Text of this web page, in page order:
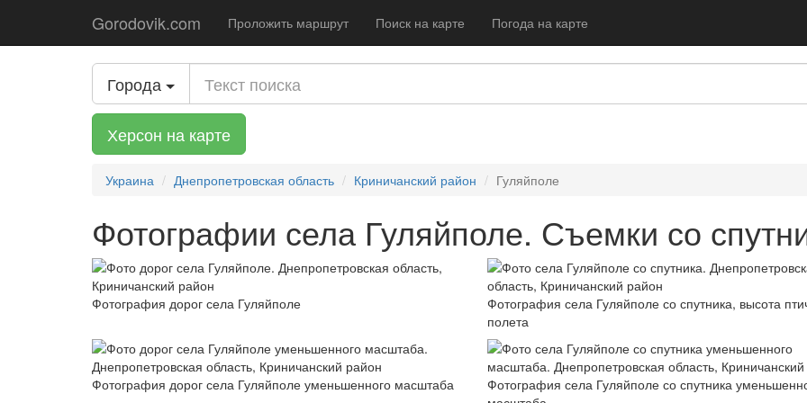
Gorodovik.com Проложить маршрут Поиск на карте Погода на карте
Города
Херсон на карте
Украина Днепропетровская область Криничанский район Гуляйполе
Фотографии села Гуляйполе. Съемки со
Фотография дорог села Гуляйполе
Фотография села Гуляйполе со спутника, высота
полета
Фотография дорог села Гуляйполе уменьшенного масштаба
Фотография села Гуляйполе со спутника